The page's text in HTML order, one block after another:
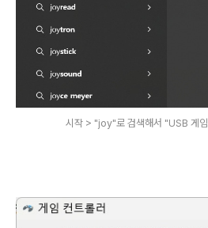
시작 > "joy"로 검색해서 "USB 게